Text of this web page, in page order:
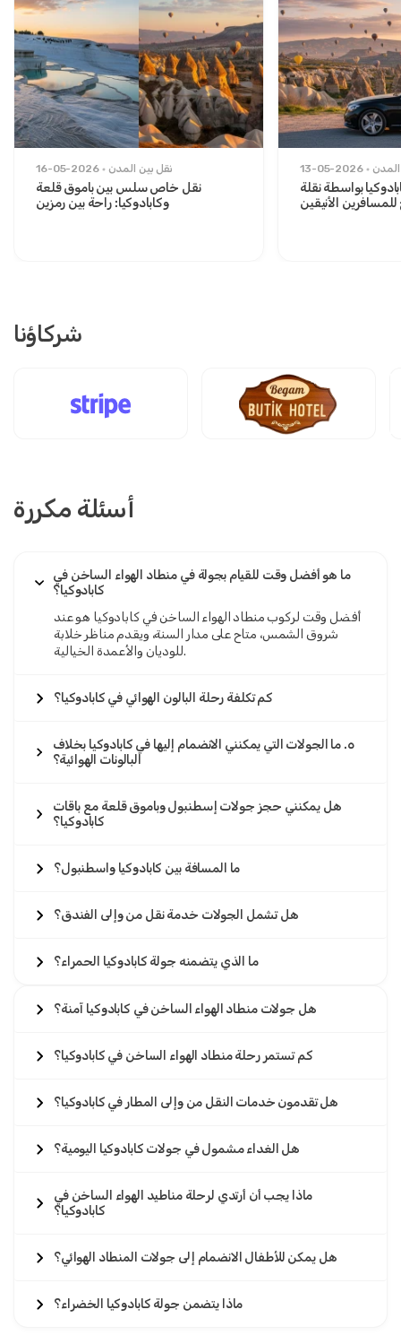
16-05-2026 نقل بين المدن
نقل خاص سلس بين باموق قلعة
وكابادوكيا: راحة بين رمزين
13-05-2026
بواسطة نقلة
الأنيقين
شركاؤنا
أسئلة مكررة
ما هو أفضل وقت للقيام بجولة في منطاد الهواء الساخن في
كابادوكيا؟
أفضل وقت لركوب منطاد الهواء الساخن في كابادوكيا هو عند
شروق الشمس، متاح على مدار السنة، ويقدم مناظر خلابة
للوديان والأعمدة الخيالية.
كم تكلفة رحلة البالون الهوائي في كابادوكيا؟
٥. ما الجولات التي يمكنني الانضمام إليها في كابادوكيا بخلاف
البالونات الهوائية؟
هل يمكنني حجز جولات إسطنبول وباموق قلعة مع باقات
كابادوكيا؟
ما المسافة بين كابادوكيا واسطنبول؟
هل تشمل الجولات خدمة نقل من وإلى الفندق؟
ما الذي يتضمنه جولة كابادوكيا الحمراء؟
هل جولات منطاد الهواء الساخن في كابادوكيا آمنة؟
كم تستمر رحلة منطاد الهواء الساخن في كابادوكيا؟
هل تقدمون خدمات النقل من وإلى المطار في كابادوكيا؟
هل الغداء مشمول في جولات كابادوكيا اليومية؟
ماذا يجب أن أرتدي لرحلة مناطيد الهواء الساخن في
كابادوكيا؟
هل يمكن للأطفال الانضمام إلى جولات المنطاد الهوائي؟
ماذا يتضمن جولة كابادوكيا الخضراء؟